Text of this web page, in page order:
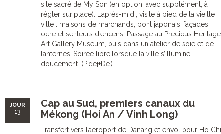
site sacré de My Son (en option, avec supplément, à
régler sur place). L’après-midi, visite à pied de la vieille
ville : maisons de marchands, pont japonais, façades
ocre et senteurs d’encens. Passage au Precious Heritage
Art Gallery Museum, puis dans un atelier de soie et de
lanternes. Soirée libre lorsque la ville s’illumine
doucement. (P.déj+Déj)
JOUR
13
Cap au Sud, premiers canaux du
Mékong (Hoi An / Vinh Long)
Transfert vers l’aéroport de Danang et envol pour Ho Chi